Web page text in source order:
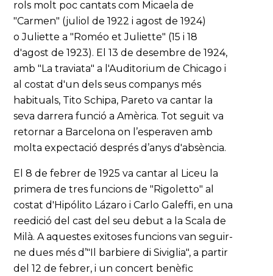
rols molt poc cantats com Micaela de
"Carmen" (juliol de 1922 i agost de 1924)
o Juliette a "Roméo et Juliette" (15 i 18
d'agost de 1923). El 13 de desembre de 1924,
amb "La traviata" a l'Auditorium de Chicago i
al costat d'un dels seus companys més
habituals, Tito Schipa, Pareto va cantar la
seva darrera funció a Amèrica. Tot seguit va
retornar a Barcelona on l’esperaven amb
molta expectació després d’anys d'absència.
El 8 de febrer de 1925 va cantar al Liceu la
primera de tres funcions de "Rigoletto" al
costat d'Hipólito Lázaro i Carlo Galeffi, en una
reedició del cast del seu debut a la Scala de
Milà. A aquestes exitoses funcions van seguir-
ne dues més d’"Il barbiere di Siviglia", a partir
del 12 de febrer, i un concert benèfic